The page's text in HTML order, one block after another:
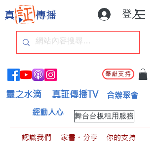
登入
奉獻支持
靈之水滴 真証傳播TV 合辦聚會
舞台台板租用服務
經動人心
認識我們 家書。分享
你的支持